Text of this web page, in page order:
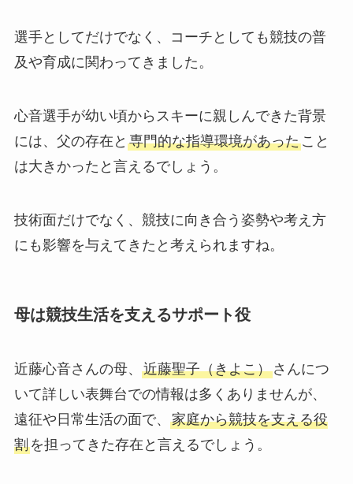
選手としてだけでなく、コーチとしても競技の普
及や育成に関わってきました。
心音選手が幼い頃からスキーに親しんできた背景
には、父の存在と 専門的な指導環境があったこと
は大きかったと言えるでしょう。
技術面だけでなく、競技に向き合う姿勢や考え方
にも影響を与えてきたと考えられますね。
母は競技生活を支えるサポート役
近藤心音さんの母、 近藤聖子（きよこ）さんにつ
いて詳しい表舞台での情報は多くありませんが、
遠征や日常生活の面で、 家庭から競技を支える役
割を担ってきた存在と言えるでしょう。